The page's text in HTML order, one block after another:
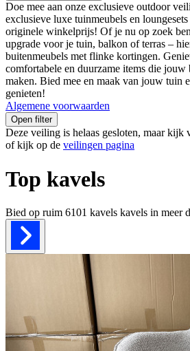
Doe mee aan onze exclusieve outdoor
exclusieve luxe tuinmeubels en
originele winkelprijs! Of je nu op zoek
upgrade voor je tuin, balkon of terras –
buitenmeubels met flinke kortingen.
comfortabele en duurzame items die
maken. Bied mee en maak van jouw tuin
genieten!
Algemene voorwaarden
Open filter
Deze veiling is helaas gesloten, maar kijk
of kijk op de veilingen pagina
Top kavels
Bied op ruim 6101 kavels kavels in meer